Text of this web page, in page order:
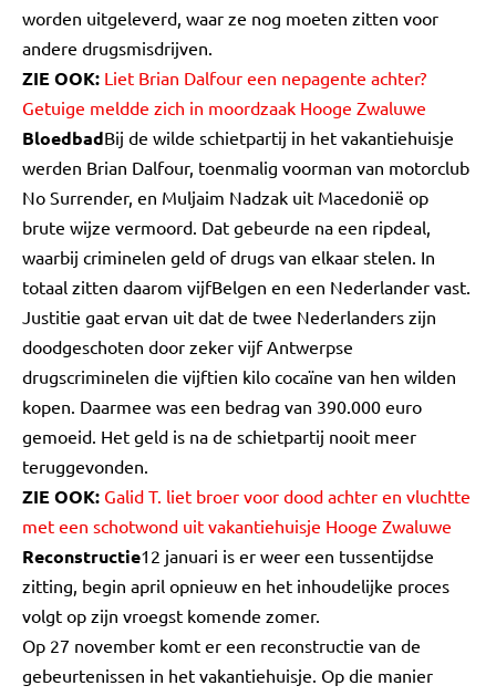
worden uitgeleverd, waar ze nog moeten zitten voor
andere drugsmisdrijven.
ZIE OOK: Liet Brian Dalfour een nepagente achter?
Getuige meldde zich in moordzaak Hooge Zwaluwe
BloedbadBij de wilde schietpartij in het vakantiehuisje
werden Brian Dalfour, toenmalig voorman van motorclub
No Surrender, en Muljaim Nadzak uit Macedonië op
brute wijze vermoord. Dat gebeurde na een ripdeal,
waarbij criminelen geld of drugs van elkaar stelen. In
totaal zitten daarom vijfBelgen en een Nederlander vast.
Justitie gaat ervan uit dat de twee Nederlanders zijn
doodgeschoten door zeker vijf Antwerpse
drugscriminelen die vijftien kilo cocaïne van hen wilden
kopen. Daarmee was een bedrag van 390.000 euro
gemoeid. Het geld is na de schietpartij nooit meer
teruggevonden.
ZIE OOK: Galid T. liet broer voor dood achter en vluchtte
met een schotwond uit vakantiehuisje Hooge Zwaluwe
Reconstructie12 januari is er weer een tussentijdse
zitting, begin april opnieuw en het inhoudelijke proces
volgt op zijn vroegst komende zomer.
Op 27 november komt er een reconstructie van de
gebeurtenissen in het vakantiehuisje. Op die manier